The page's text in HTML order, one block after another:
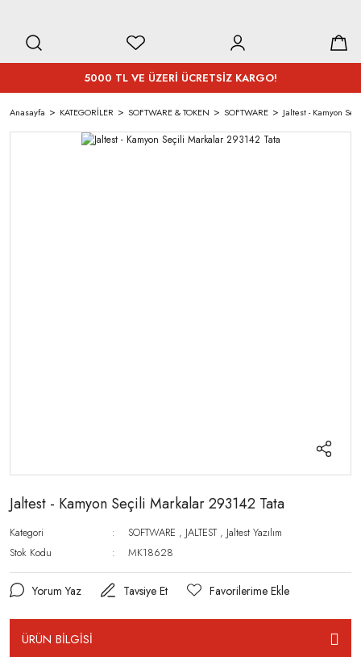
5000 TL VE ÜZERİ ÜCRETSİZ KARGO!
Anasayfa KATEGORİLER SOFTWARE & TOKEN SOFTWARE Jaltest - Kamyon
Jaltest - Kamyon Seçili Markalar 293142 Tata
Kategori SOFTWARE , JALTEST , Jaltest Yazılım
Stok Kodu
MK18628
Yorum Yaz Tavsiye Et
ÜRÜN BİLGİSİ